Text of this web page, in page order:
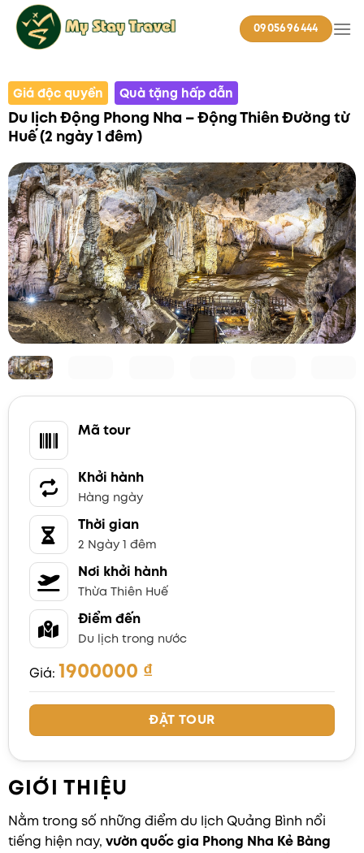
Skip
content
0905696444
Giá độc quyền Quà tặng hấp dẫn
Du lịch Động Phong Nha – Động Thiên Đường từ
Huế (2 ngày 1 đêm)
Mã tour
Khởi hành
Hàng ngày
Thời gian
2 Ngày 1 đêm
Nơi khởi hành
Thừa Thiên Huế
Điểm đến
Du lịch trong nước
Giá: 1900000 ₫
ĐẶT TOUR
GIỚI THIỆU
Nằm trong số những điểm du lịch Quảng Bình nổi
tiếng hiện nay, vườn quốc gia Phong Nha Kẻ Bàng